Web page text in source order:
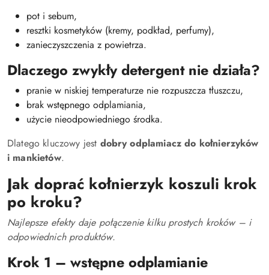
pot i sebum,
resztki kosmetyków (kremy, podkład, perfumy),
zanieczyszczenia z powietrza.
Dlaczego zwykły detergent nie działa?
pranie w niskiej temperaturze nie rozpuszcza tłuszczu,
brak wstępnego odplamiania,
użycie nieodpowiedniego środka.
Dlatego kluczowy jest dobry odplamiacz do kołnierzyków
i mankietów.
Jak doprać kołnierzyk koszuli krok
po kroku?
Najlepsze efekty daje połączenie kilku prostych kroków – i
odpowiednich produktów.
Krok 1 – wstępne odplamianie